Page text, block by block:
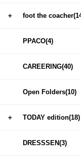
＋ foot the
PPACO(4)
CAREERING(40)
Open Folders(10)
＋ TODAY edition(18)
DRESSSEN(3)